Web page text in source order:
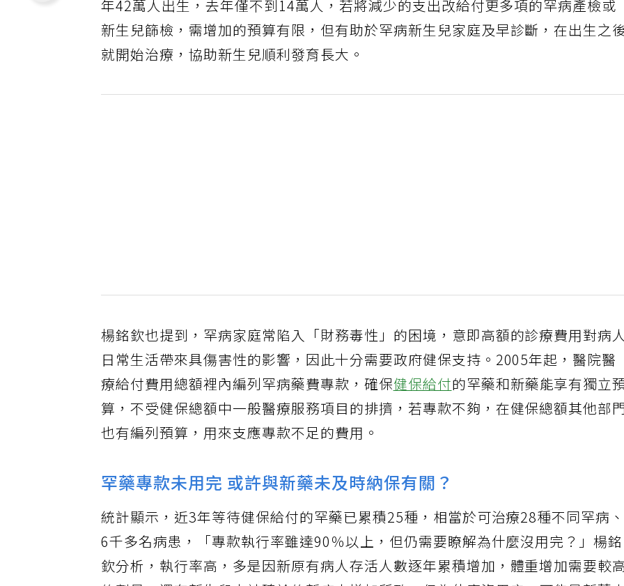
年42萬人出生，去年僅不到14萬人，若將減少的支出改給付更多項的罕病產檢或
新生兒篩檢，需增加的預算有限，但有助於罕病新生兒家庭及早診斷，在出生之
就開始治療，協助新生兒順利發育長大。
楊銘欽也提到，罕病家庭常陷入「財務毒性」的困境，意即高額的診療費用對病
日常生活帶來具傷害性的影響，因此十分需要政府健保支持。2005年起，醫院醫
療給付費用總額裡內編列罕病藥費專款，確保健保給付的罕藥和新藥能享有獨立
算，不受健保總額中一般醫療服務項目的排擠，若專款不夠，在健保總額其他部
也有編列預算，用來支應專款不足的費用。
罕藥專款未用完 或許與新藥未及時納保有關？
統計顯示，近3年等待健保給付的罕藥已累積25種，相當於可治療28種不同罕病、
6千多名病患，「專款執行率雖達90％以上，但仍需要瞭解為什麼沒用完？」楊銘
欽分析，執行率高，多是因新原有病人存活人數逐年累積增加，體重增加需要較高